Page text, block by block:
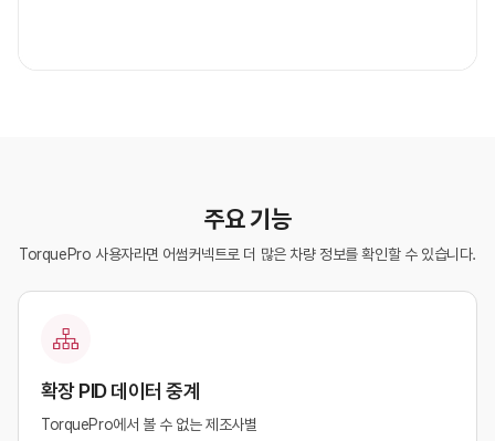
주요 기능
TorquePro 사용자라면 어썸커넥트로 더 많은 차량 정보를 확인할 수 있습니다.
확장 PID 데이터 중계
TorquePro에서 볼 수 없는 제조사별